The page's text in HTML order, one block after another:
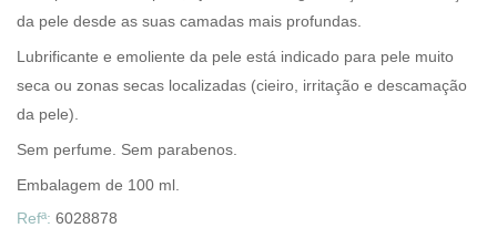
da pele desde as suas camadas mais profundas.
Lubrificante e emoliente da pele está indicado para pele muito
seca ou zonas secas localizadas (cieiro, irritação e descamação
da pele).
Sem perfume. Sem parabenos.
Embalagem de 100 ml.
Refª: 6028878